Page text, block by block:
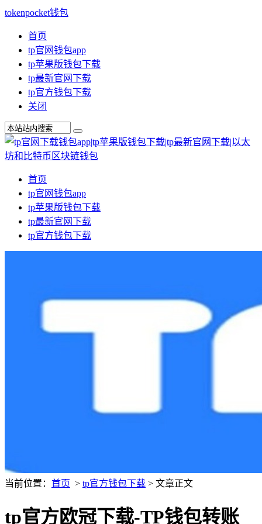
tokenpocket钱包
首页
tp官网钱包app
tp苹果版钱包下载
tp最新官网下载
tp官方钱包下载
关闭
首页
tp官网钱包app
tp苹果版钱包下载
tp最新官网下载
tp官方钱包下载
当前位置： 首页 > tp官方钱包下载 > 文章正文
tp官方欧冠下载-TP钱包转账